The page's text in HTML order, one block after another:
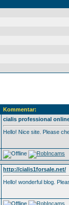
Kommentar:
cialis professional
Hello! Nice site. Please
http://cialis1forsale.net/
Hello! wonderful blog.